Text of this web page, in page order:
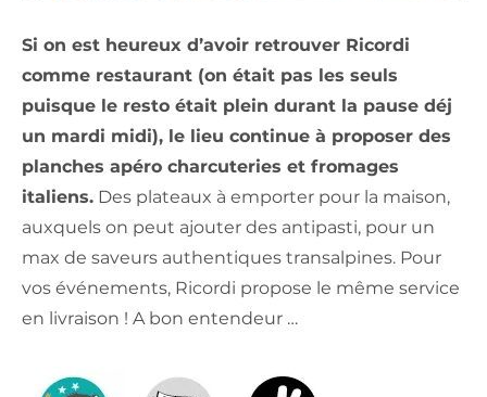
Si on est heureux d’avoir retrouver Ricordi
comme restaurant (on était pas les seuls
puisque le resto était plein durant la pause déj
un mardi midi), le lieu continue à proposer des
planches apéro charcuteries et fromages
italiens. Des plateaux à emporter pour la maison,
auxquels on peut ajouter des antipasti, pour un
max de saveurs authentiques transalpines. Pour
vos événements, Ricordi propose le même service
en livraison ! A bon entendeur …